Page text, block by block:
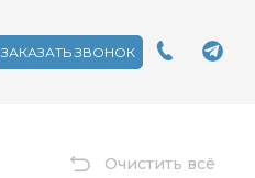
ЗАКАЗАТЬ ЗВОНОК
Очистить всё